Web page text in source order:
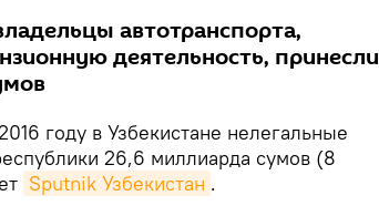
автотранспорта,
деятельность, принесли
году в Узбекистане нелегальные
26,6 миллиарда сумов (8
Sputnik Узбекистан .